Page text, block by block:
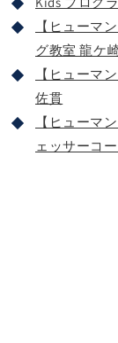
【ヒューマ
グ教室 龍ケ
【ヒューマ
佐貫
【ヒューマ
ェッサーコ